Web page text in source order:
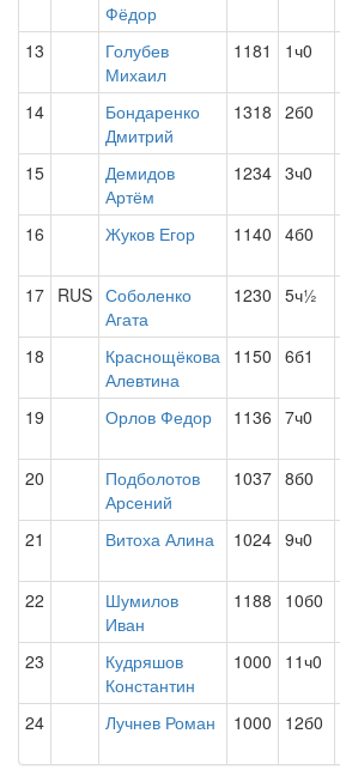
Фёдор
13
Голубев
Михаил
1181 1ч0
14
Бондаренко
Дмитрий
1318 2б0
15
Демидов
Артём
1234 3ч0
16 Жуков Егор 1140 4б0
17 RUS Соболенко
Агата
1230 5ч½
18
Краснощёкова
Алевтина
1150 6б1
19 Орлов Федор 1136 7ч0
20
Подболотов
Арсений
1037 8б0
21 Витоха Алина 1024 9ч0
22
Шумилов
Иван
1188 10б0
23
Кудряшов
Константин
1000 11ч0
24 Лучнев Роман 1000 12б0